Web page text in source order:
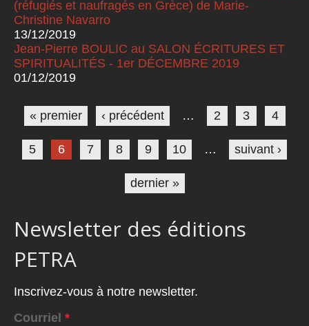
(réfugiés et naufragés en Grèce) de Marie-
Christine Navarro
13/12/2019
Jean-Pierre BOULIC au SALON ÉCRITURES ET
SPIRITUALITÉS - 1er DÉCEMBRE 2019
01/12/2019
Pages
« premier ‹ précédent … 2 3 4
5 6 7 8 9 10 … suivant ›
dernier »
Newsletter des éditions
PETRA
Inscrivez-vous à notre newsletter.
Courriel *